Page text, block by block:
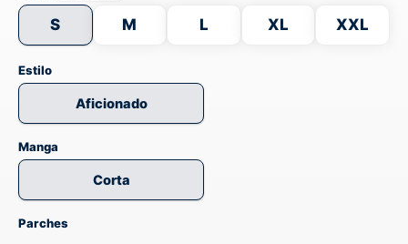
S M L XL XXL
Estilo
Aficionado
Manga
Corta
Parches